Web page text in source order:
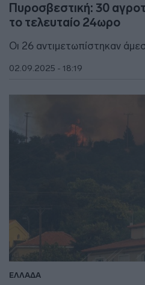
Πυροσβεστική: 30
το τελευταίο 24ωρο
Οι 26 αντιμετωπίστηκαν
02.09.2025 - 18:19
ΕΛΛΑΔΑ